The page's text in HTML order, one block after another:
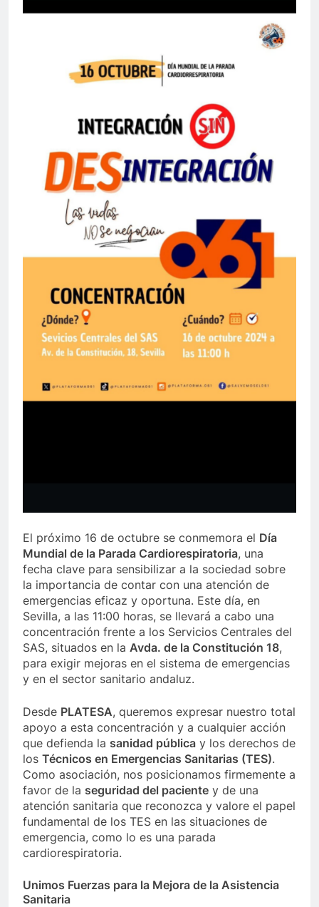
El próximo 16 de octubre se conmemora el Día
Mundial de la Parada Cardiorespiratoria, una
fecha clave para sensibilizar a la sociedad sobre
la importancia de contar con una atención de
emergencias eficaz y oportuna. Este día, en
Sevilla, a las 11:00 horas, se llevará a cabo una
concentración frente a los Servicios Centrales del
SAS, situados en la Avda. de la Constitución 18,
para exigir mejoras en el sistema de emergencias
y en el sector sanitario andaluz.
Desde PLATESA, queremos expresar nuestro total
apoyo a esta concentración y a cualquier acción
que defienda la sanidad pública y los derechos de
los Técnicos en Emergencias Sanitarias (TES).
Como asociación, nos posicionamos firmemente a
favor de la seguridad del paciente y de una
atención sanitaria que reconozca y valore el papel
fundamental de los TES en las situaciones de
emergencia, como lo es una parada
cardiorespiratoria.
Unimos Fuerzas para la Mejora de la Asistencia
Sanitaria